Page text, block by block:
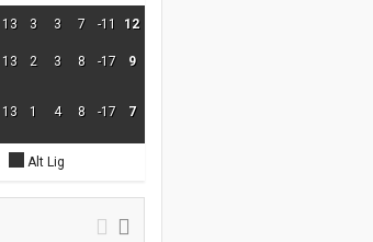
13 3 3 7 -11 12
13 2 3 8 -17 9
13 1 4 8 -17 7
Alt Lig